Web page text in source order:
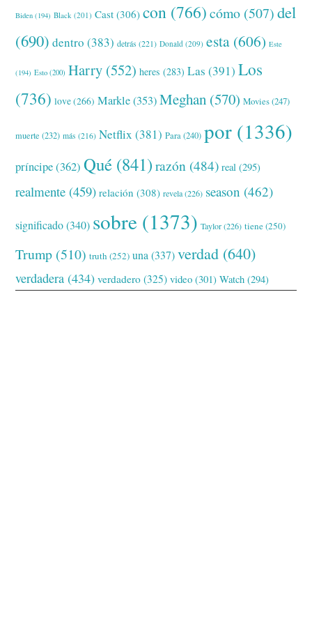
Biden (194) Black (201) Cast (306) con (766) cómo (507) del
(690) dentro (383) detrás (221) Donald (209) esta (606) Este
(194) Esto (200) Harry (552) heres (283) Las (391) Los
(736) love(266) Markle(353) Meghan (570) Movies(247)
muerte (232) más (216) Netflix (381) Para(240) por (1336)
príncipe(362) Qué (841) razón (484) real (295)
realmente (459) relación (308) revela(226) season (462)
significado(340) sobre (1373) Taylor(226) tiene(250)
Trump (510) truth (252) una(337) verdad (640)
verdadera (434) verdadero (325) video (301) Watch (294)